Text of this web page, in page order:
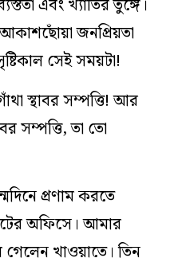
এবং খ্যাতির তুঙ্গে।
জনপ্রিয়তা
সেই সময়টা!
স্থাবর সম্পত্তি! আর
সম্পত্তি, তা তো
প্রণাম করতে
অফিসে। আমার
খাওয়াতে। তিন